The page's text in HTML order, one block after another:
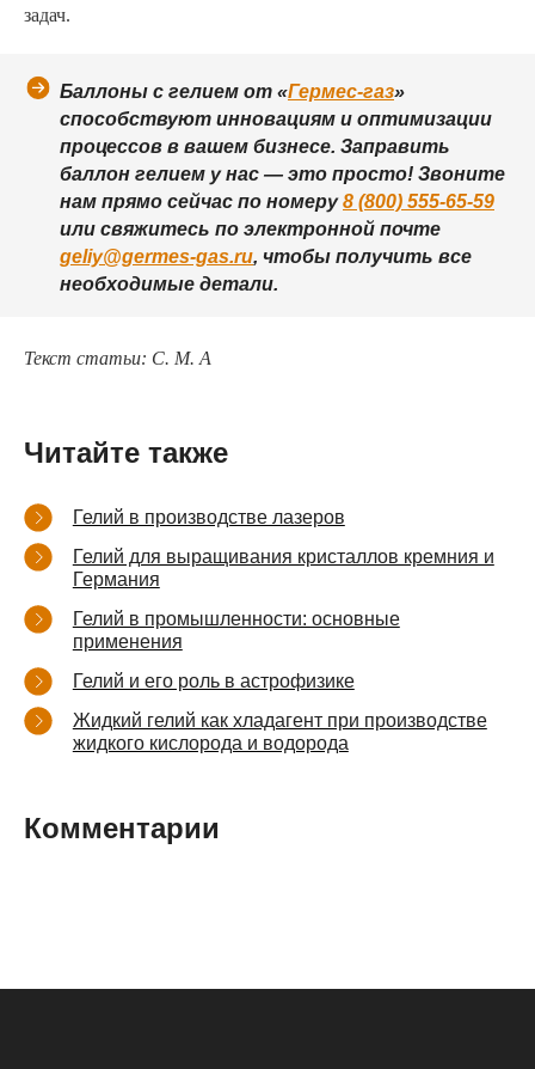
задач.
Баллоны с гелием от «Гермес-газ»
способствуют инновациям и оптимизации
процессов в вашем бизнесе. Заправить
баллон гелием у нас — это просто! Звоните
нам прямо сейчас по номеру8 (800) 555-65-59
или свяжитесь по электронной почте
geliy@germes-gas.ru, чтобы получить все
необходимые детали.
Текст статьи: С. М. А
Читайте также
Гелий в производстве лазеров
Гелий для выращивания кристаллов кремния и
Германия
Гелий в промышленности: основные
применения
Гелий и его роль в астрофизике
Жидкий гелий как хладагент при производстве
жидкого кислорода и водорода
Комментарии